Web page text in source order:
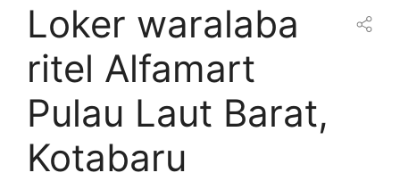
Loker waralaba
ritel Alfamart
Pulau Laut Barat,
Kotabaru